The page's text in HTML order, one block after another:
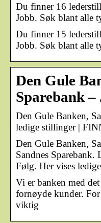
Du finner 16
Jobb. Søk blant alle
Du finner 15
Jobb. Søk blant alle
Den Gule
Sparebank
Den Gule Banken,
ledige stillinger |
Den Gule Banken,
Sandnes
Følg. Her vises
Vi er banken med
fornøyde kunder.
viktig